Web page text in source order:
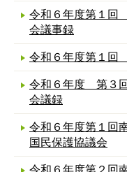
令和６年度第１回
会議事録
令和６年度第１回
令和６年度 第３
会議録
令和６年度第１回
国民保護協議会
令和６年度第２回